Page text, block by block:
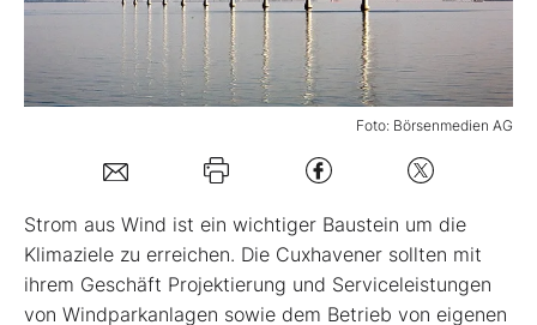
Mein B:O
Kontakt
Foto: Börsenmedien AG
Strom aus Wind ist ein wichtiger Baustein um die
Klimaziele zu erreichen. Die Cuxhavener sollten mit
ihrem Geschäft Projektierung und Serviceleistungen
von Windparkanlagen sowie dem Betrieb von eigenen